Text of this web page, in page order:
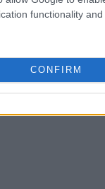
functionality
CONFIRM
Pendant
de New York,
prestige.